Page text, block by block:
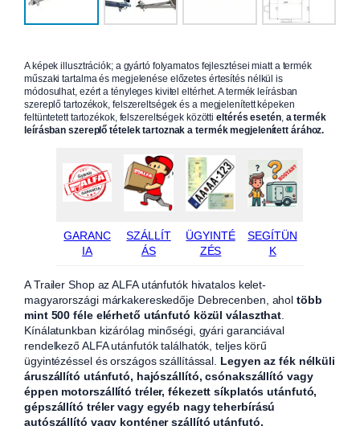
A képek illusztrációk; a gyártó folyamatos fejlesztései miatt a termék
műszaki tartalma és megjelenése előzetes értesítés nélkül is
módosulhat, ezért a tényleges kivitel eltérhet. A termék leírásban
szereplő tartozékok, felszereltségek és a megjelenített képeken
feltüntetett tartozékok, felszereltségek közöttieltérés esetén, a termék
leírásban szereplő tételek tartoznak a termék megjelenített árához.
GARANC
IA
SZÁLLÍT
ÁS
ÜGYINTÉ
ZÉS
SEGÍTÜN
K
A Trailer Shop az ALFA utánfutók hivatalos kelet-
magyarországi márkakereskedője Debrecenben, aholtöbb
mint 500 féle elérhető utánfutó közül választhat
Kínálatunkban kizárólag minőségi, gyári garanciával
rendelkező ALFA utánfutók találhatók, teljes körű
ügyintézéssel és országos szállítással. Legyen az fék nélküli
áruszállító utánfutó, hajószállító, csónakszállító vagy
éppen motorszállító tréler, fékezett síkplatós utánfutó,
gépszállító tréler vagy egyéb nagy teherbírású
autószállító vagy konténer szállító utánfutó,